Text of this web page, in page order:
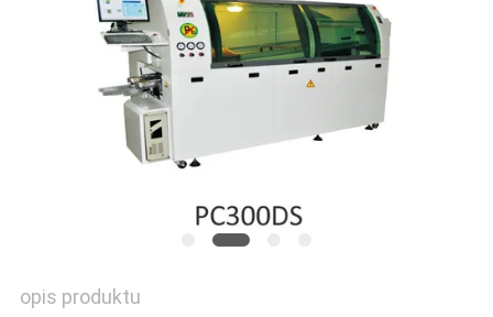
POLITYKA
PRYWATNOŚCI
opis produktu